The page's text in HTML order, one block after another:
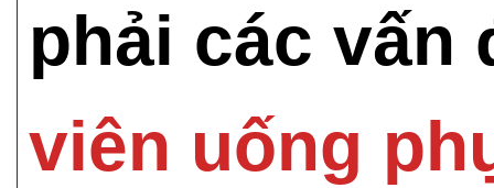
phải các vấn
viên uống